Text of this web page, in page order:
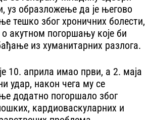
уз образложење да је његово
тешко због хроничних болести,
о акутном погоршању које би
из хуманитарних разлога.
10. априла имао први, а 2. маја
удар, након чега му се
додатно погоршало због
кардиоваскуларних и